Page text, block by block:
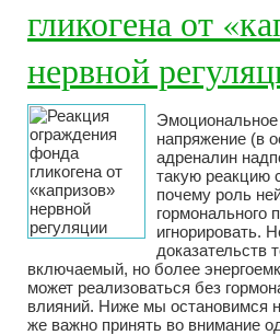
гликогена от
нервной
Эмоциональное
напряжение (в
адреналин
такую реакцию
почему роль
гормонального
игнорировать.
доказательств
включаемый, но более
может реализоваться без
влияний. Ниже мы остановимся
же важно принять во внимание